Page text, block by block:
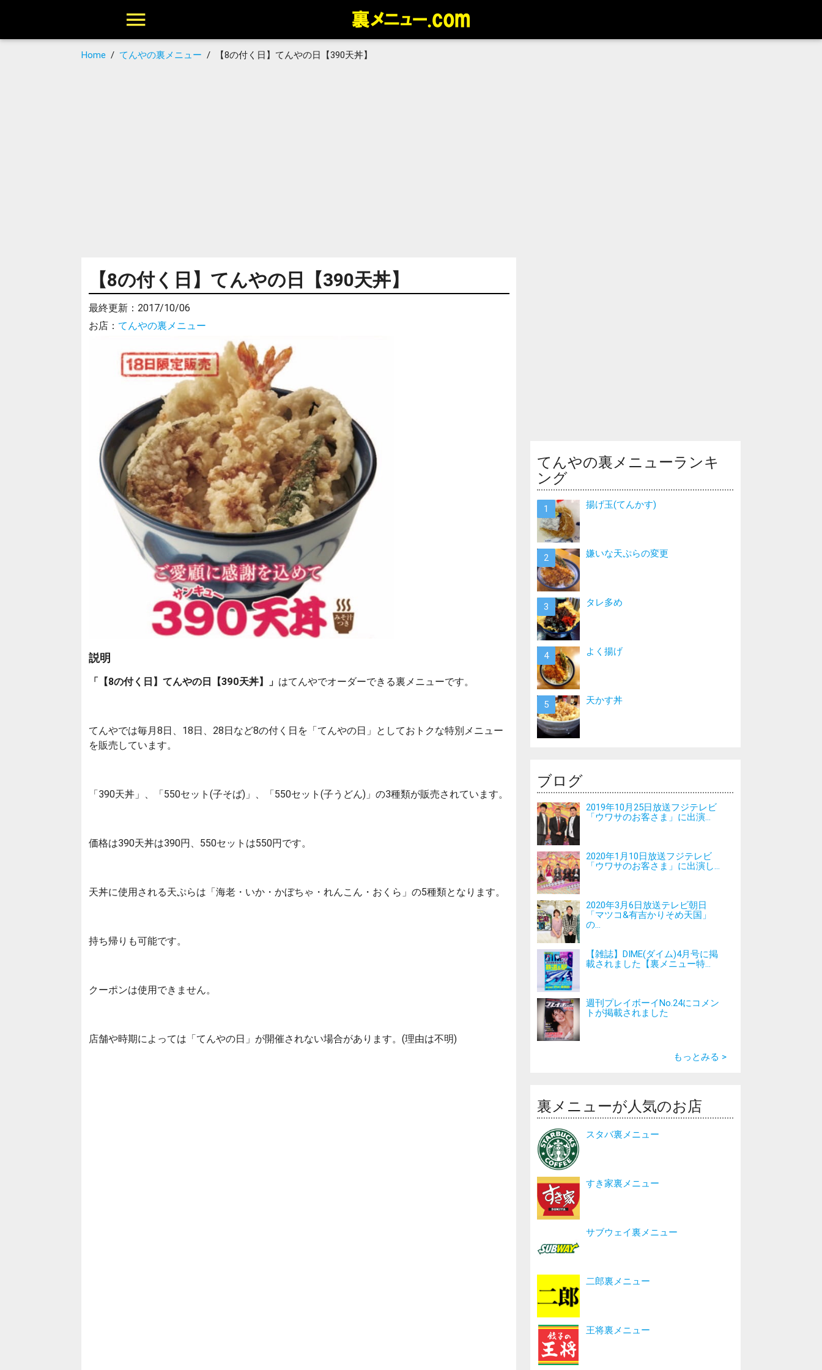
Home /てんやの裏メニュー / 【8の付く日】てんやの日【390天丼】
【8の付く日】てんやの日【390天丼】
最終更新： 2017/10/06
お店： てんやの裏メニュー
説明
「【8の付く日】てんやの日【390天丼】」 はてんやでオーダーできる裏メニューです。
てんやでは毎月8日、18日、28日など8の付く日を「てんやの日」としておトクな特別メニュー
を販売しています。
「390天丼」、「550セット(子そば)」、「550セット(子うどん)」の3種類が販売されています。
価格は390天丼は390円、550セットは550円です。
天丼に使用される天ぷらは「海老・いか・かぼちゃ・れんこん・おくら」の5種類となります。
持ち帰りも可能です。
クーポンは使用できません。
店舗や時期によっては「てんやの日」が開催されない場合があります。(理由は不明)
てんやの裏メニューランキ
ング
揚げ玉(てんかす)
嫌いな天ぷらの変更
タレ多め
よく揚げ
天かす丼
ブログ
2019年10月25日放送フジテレビ
「ウワサのお客さま」に出演...
2020年1月10日放送フジテレビ
「ウワサのお客さま」に出演し...
2020年3月6日放送テレビ朝日
「マツコ&有吉かりそめ天国」
の...
【雑誌】DIME(ダイム)4月号に掲
載されました【裏メニュー特...
週刊プレイボーイNo.24にコメン
トが掲載されました
もっとみる >
裏メニューが人気のお店
スタバ裏メニュー
すき家裏メニュー
サブウェイ裏メニュー
二郎裏メニュー
王将裏メニュー